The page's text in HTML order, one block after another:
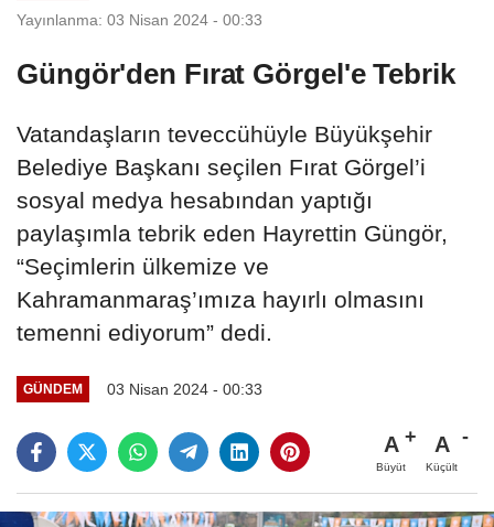
Yayınlanma: 03 Nisan 2024 - 00:33
Güngör'den Fırat Görgel'e Tebrik
Vatandaşların teveccühüyle Büyükşehir
Belediye Başkanı seçilen Fırat Görgel’i
sosyal medya hesabından yaptığı
paylaşımla tebrik eden Hayrettin Güngör,
“Seçimlerin ülkemize ve
Kahramanmaraş’ımıza hayırlı olmasını
temenni ediyorum” dedi.
GÜNDEM 03 Nisan 2024 - 00:33
A
Büyüt
A
Küçült